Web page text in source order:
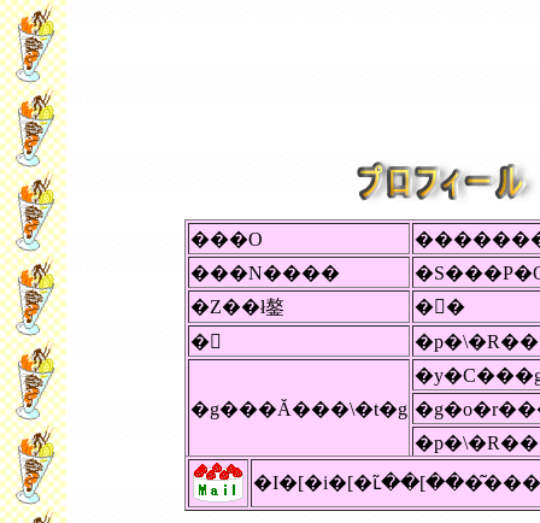
���O
���N����
�Z��ł鏊
�򕌌�
�
�p�\�R��
�g���Ă���\�t�g